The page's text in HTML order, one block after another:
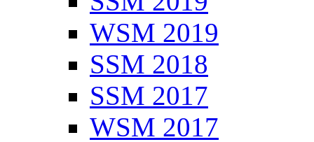
WSM 2019
SSM 2018
SSM 2017
WSM 2017